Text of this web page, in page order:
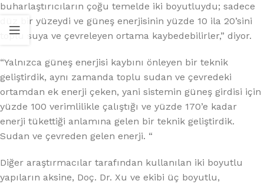
buharlaştırıcıların çoğu temelde iki boyutluydu; sadece
düz bir yüzeydi ve güneş enerjisinin yüzde 10 ila 20’sini
toplu suya ve çevreleyen ortama kaybedebilirler,” diyor.
“Yalnızca güneş enerjisi kaybını önleyen bir teknik
geliştirdik, aynı zamanda toplu sudan ve çevredeki
ortamdan ek enerji çeken, yani sistemin güneş girdisi için
yüzde 100 verimlilikle çalıştığı ve yüzde 170’e kadar
enerji tükettiği anlamına gelen bir teknik geliştirdik.
Sudan ve çevreden gelen enerji. “
Diğer araştırmacılar tarafından kullanılan iki boyutlu
yapıların aksine, Doç. Dr. Xu ve ekibi üç boyutlu,